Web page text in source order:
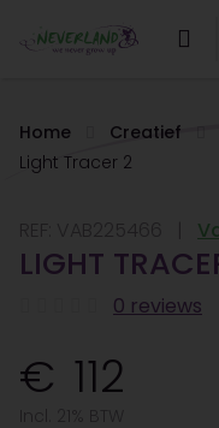
Home Creatief
Light Tracer 2
LIGHT
0 reviews
112